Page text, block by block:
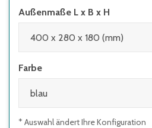
Außenmaße L x B x H
Farbe
* Auswahl ändert Ihre Konfiguration